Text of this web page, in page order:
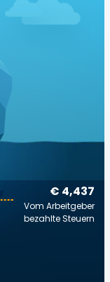
€ 4,437
Vom Arbeitgeber
bezahlte Steuern